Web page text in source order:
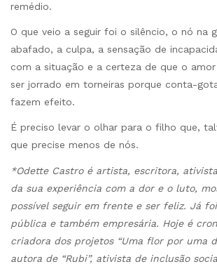
remédio.
O que veio a seguir foi o silêncio, o nó na
abafado, a culpa, a sensação de
com a situação e a certeza de que o
ser jorrado em torneiras porque conta-
fazem efeito.
É preciso levar o olhar para o filho que,
que precise menos de nós.
*Odette Castro é artista, escritora,
da sua experiência com a dor e o luto,
possível seguir em frente e ser feliz. Já
pública e também empresária. Hoje é
criadora dos projetos “Uma flor por uma
autora de “Rubi”, ativista de inclusão